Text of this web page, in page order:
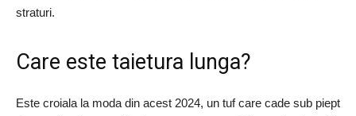
straturi.
Care este taietura lunga?
Este croiala la moda din acest 2024, un tuf care cade sub piept